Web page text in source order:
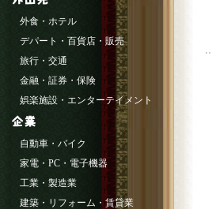
外食・ホテル
デパート・百貨店・販売
旅行・交通
金融・証券・保険
娯楽施設・エンターテイメント
自動車・バイク
家電・PC・電子機器
工業・製造業
建築・リフォーム・賃貸業